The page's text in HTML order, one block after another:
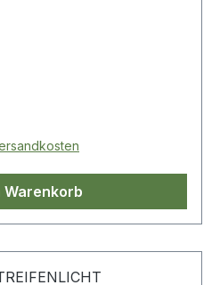
Warenkorb